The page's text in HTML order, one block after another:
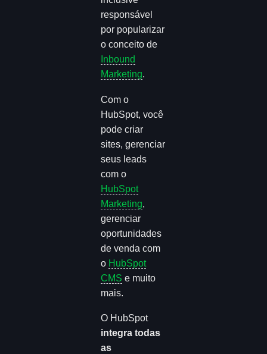
responsável
por popularizar
o conceito de
Inbound
Marketing.
Com o
HubSpot, você
pode criar
sites, gerenciar
seus leads
com o
HubSpot
Marketing,
gerenciar
oportunidades
de venda com
o HubSpot
CMS e muito
mais.
O HubSpot
integra todas
as